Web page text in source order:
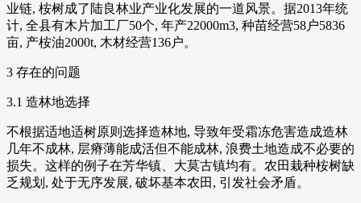
业链, 桉树成了陆良林业产业化发展的一道风景。据2013年统
计, 全县有木片加工厂50个, 年产22000m3, 种苗经营58户5836
亩, 产桉油2000t, 木材经营136户。
3 存在的问题
3.1 造林地选择
不根据适地适树原则选择造林地, 导致年受霜冻危害造成造林
几年不成林, 层瘠薄能成活但不能成林, 浪费土地造成不必要的
损失。这样的例子在芳华镇、大莫古镇均有。农田栽种桉树缺
乏规划, 处于无序发展, 破坏基本农田, 引发社会矛盾。